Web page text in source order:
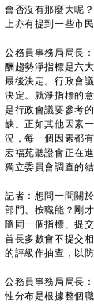
會否沒有那麼大呢
上亦有提到一些市
公務員事務局局長
酬趨勢淨指標是六
最後決定。行政會
決定。就淨指標的
是行政會議要參考
缺。正如其他因素
況，每一個因素都
宏福苑聽證會正在
獨立委員會調查的
記者：想問一問關
部門、按職能？剛
隨同一個指標、提
首長多數會不提交
的評級作抽查，以
公務員事務局局長
性分布是根據整個